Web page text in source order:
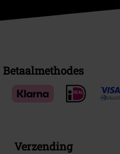
Betaalmethodes
Verzending